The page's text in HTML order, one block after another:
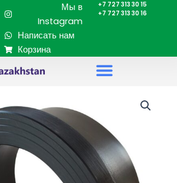
Мы в
Instagram
Написать нам
Корзина
+7 727 313 30 15
+7 727 313 30 16